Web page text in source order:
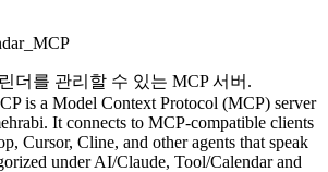
더를 관리할 수 있는 MCP 서버.
is a Model Context Protocol (MCP) server
It connects to MCP-compatible clients
Cursor, Cline, and other agents that speak
under AI/Claude, Tool/Calendar and